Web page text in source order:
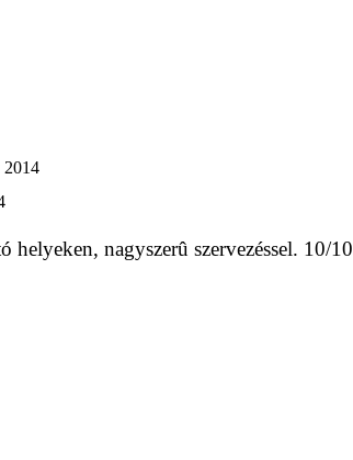
2014
helyeken, nagyszerû szervezéssel. 10/10